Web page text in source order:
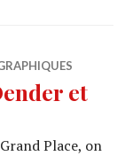
et
Place, on